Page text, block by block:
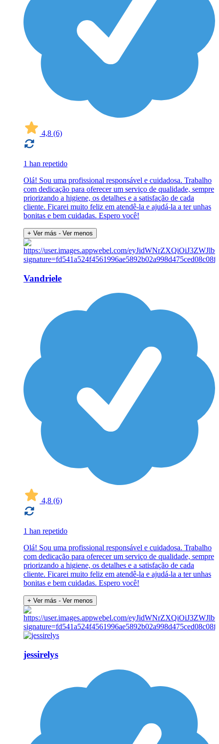
4,8 (6)
1 han repetido
Olá! Sou uma profissional responsável e cuidadosa. Trabalho
com dedicação para oferecer um serviço de qualidade, sempre
priorizando a higiene, os detalhes e a satisfação de cada
cliente. Ficarei muito feliz em atendê-la e ajudá-la a ter unhas
bonitas e bem cuidadas. Espero você!
+ Ver más - Ver menos
Vandriele
4,8 (6)
1 han repetido
Olá! Sou uma profissional responsável e cuidadosa. Trabalho
com dedicação para oferecer um serviço de qualidade, sempre
priorizando a higiene, os detalhes e a satisfação de cada
cliente. Ficarei muito feliz em atendê-la e ajudá-la a ter unhas
bonitas e bem cuidadas. Espero você!
+ Ver más - Ver menos
jessirelys